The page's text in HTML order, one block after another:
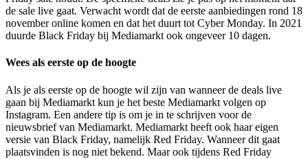
de sale live gaat. Verwacht wordt dat de eerste aanbiedingen rond 18
november online komen en dat het duurt tot Cyber Monday. In 2021
duurde Black Friday bij Mediamarkt ook ongeveer 10 dagen.
Wees als eerste op de hoogte
Als je als eerste op de hoogte wil zijn van wanneer de deals live
gaan bij Mediamarkt kun je het beste Mediamarkt volgen op
Instagram. Een andere tip is om je in te schrijven voor de
nieuwsbrief van Mediamarkt. Mediamarkt heeft ook haar eigen
versie van Black Friday, namelijk Red Friday. Wanneer dit gaat
plaatsvinden is nog niet bekend. Maar ook tijdens Red Friday